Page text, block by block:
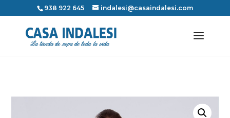
938 922 645 indalesi@casaindalesi.com